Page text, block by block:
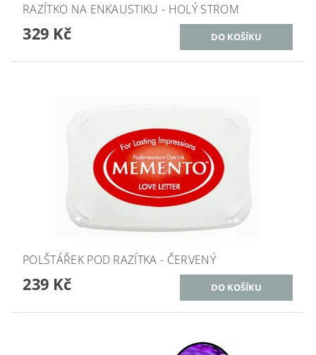
RAZÍTKO NA ENKAUSTIKU - HOLÝ STROM
329 Kč
POLŠTÁŘEK POD RAZÍTKA - ČERVENÝ
239 Kč